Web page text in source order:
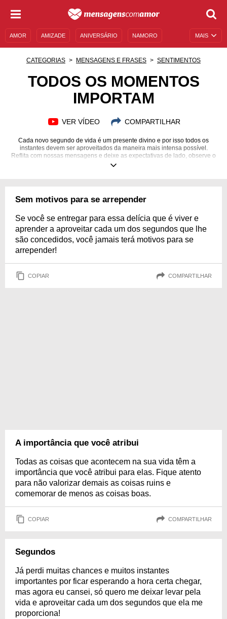
MAIS
AMOR AMIZADE ANIVERSÁRIO NAMORO
MENSAGENS DE ANIVERSÁRIO
CATEGORIAS MENSAGENS E FRASES SENTIMENTOS
TODOS OS MOMENTOS
IMPORTAM
VER VÍDEO COMPARTILHAR
Cada novo segundo de vida é um presente divino e por isso todos os
instantes devem ser aproveitados da maneira mais intensa possível.
Reflita com nossas mensagens e deixe as expectativas de lado, observe o
agora com ternura e entregue-se ao momento!
Sem motivos para se arrepender
Se você se entregar para essa delícia que é viver e
aprender a aproveitar cada um dos segundos que lhe
são concedidos, você jamais terá motivos para se
arrepender!
COPIAR COMPARTILHAR
A importância que você atribui
Todas as coisas que acontecem na sua vida têm a
importância que você atribui para elas. Fique atento
para não valorizar demais as coisas ruins e
comemorar de menos as coisas boas.
COPIAR COMPARTILHAR
Segundos
Já perdi muitas chances e muitos instantes
importantes por ficar esperando a hora certa chegar,
mas agora eu cansei, só quero me deixar levar pela
vida e aproveitar cada um dos segundos que ela me
proporciona!